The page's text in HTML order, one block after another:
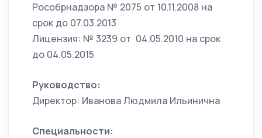
Рособрнадзора № 2075 от 10.11.2008 на
срок до 07.03.2013
Лицензия: № 3239 от 04.05.2010 на срок
до 04.05.2015
Руководство:
Директор: Иванова Людмила Ильинична
Специальности: